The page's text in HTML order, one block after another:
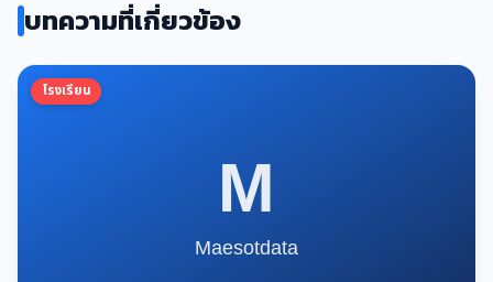
บทความที่เกี่ยวข้อง
โรงเรียน